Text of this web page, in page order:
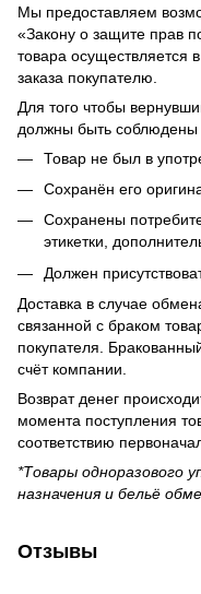
Мы предоставляем
«Закону о защите прав
товара осуществляется
заказа покупателю.
Для того чтобы
должны быть
Товар не был в
Сохранён его
Сохранены
этикетки,
Должен
Доставка в случае
связанной с браком
покупателя.
счёт компании.
Возврат денег
момента поступления
соответствию
*Товары одноразового
назначения и бельё
Отзывы